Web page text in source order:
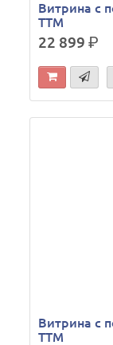
Витрина c
ТТМ
22 899р.
Витрина с
ТТМ